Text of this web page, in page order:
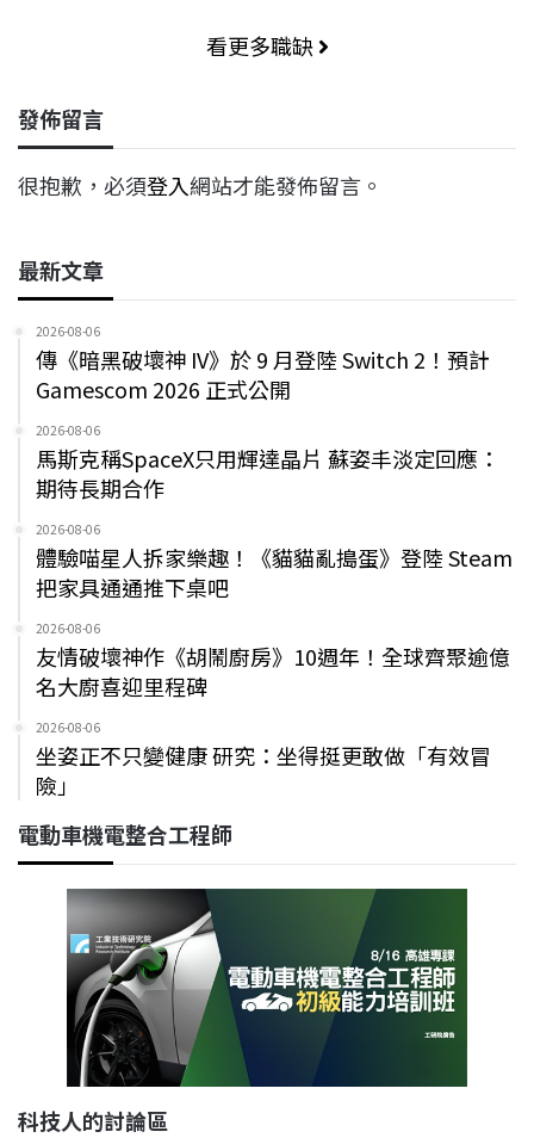
看更多職缺
發佈留言
很抱歉，必須登入網站才能發佈留言。
最新文章
2026-08-06
傳《暗黑破壞神 IV》於 9 月登陸 Switch 2！預計
Gamescom 2026 正式公開
2026-08-06
馬斯克稱SpaceX只用輝達晶片 蘇姿丰淡定回應：
期待長期合作
2026-08-06
體驗喵星人拆家樂趣！《貓貓亂搗蛋》登陸 Steam
把家具通通推下桌吧
2026-08-06
友情破壞神作《胡鬧廚房》10週年！全球齊聚逾億
名大廚喜迎里程碑
2026-08-06
坐姿正不只變健康 研究：坐得挺更敢做「有效冒
險」
電動車機電整合工程師
科技人的討論區